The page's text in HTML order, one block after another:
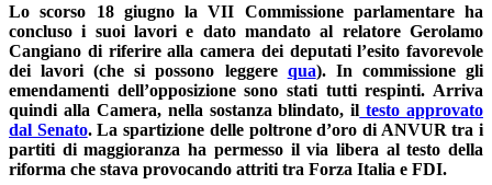
Lo scorso 18 giugno la VII Commissione parlamentare ha
concluso i suoi lavori e dato mandato al relatore Gerolamo
Cangiano di riferire alla camera dei deputati l’esito favorevole
dei lavori (che si possono leggere qua). In commissione gli
emendamenti dell’opposizione sono stati tutti respinti. Arriva
quindi alla Camera, nella sostanza blindato, il testo approvato
dal Senato. La spartizione delle poltrone d’oro di ANVUR tra i
partiti di maggioranza ha permesso il via libera al testo della
riforma che stava provocando attriti tra Forza Italia e FDI.